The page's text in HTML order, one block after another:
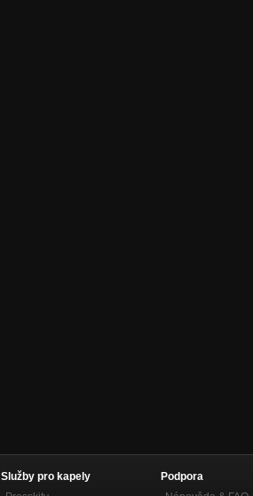
Služby pro kapely
Podpora